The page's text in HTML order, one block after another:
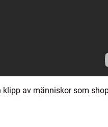
av människor som